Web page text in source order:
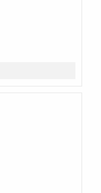
考・立世阿毘曇暦
Resources for